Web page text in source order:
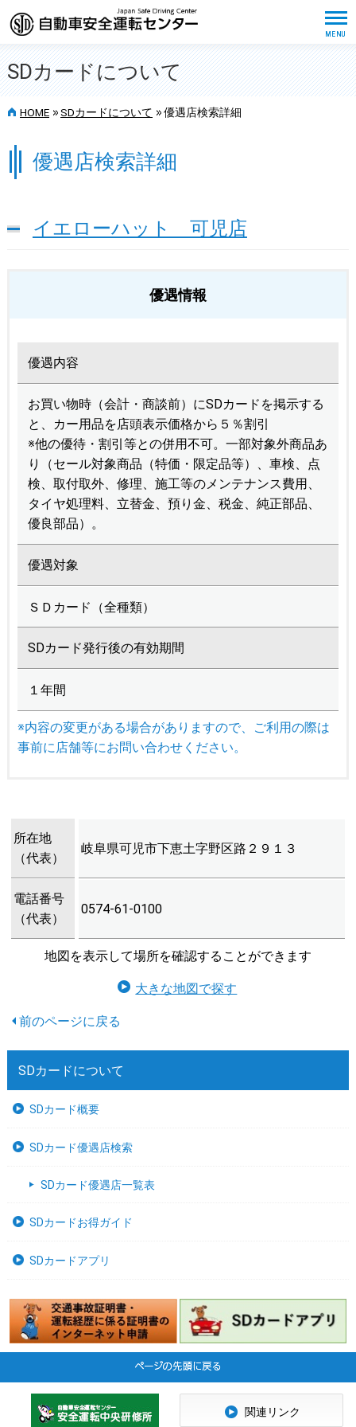
SDカードについて
HOME >> SDカードについて >> 優遇店検索詳細
優遇店検索詳細
イエローハット 可児店
優遇情報
優遇内容
お買い物時（会計・商談前）にSDカードを掲示する
と、カー用品を店頭表示価格から５％割引
※他の優待・割引等との併用不可。一部対象外商品あ
り（セール対象商品（特価・限定品等）、車検、点
検、取付取外、修理、施工等のメンテナンス費用、
タイヤ処理料、立替金、預り金、税金、純正部品、
優良部品）。
優遇対象
ＳＤカード（全種類）
SDカード発行後の有効期間
１年間
※内容の変更がある場合がありますので、ご利用の際は
事前に店舗等にお問い合わせください。
所在地
（代表）
岐阜県可児市下恵土字野区路２９１３
電話番号
（代表）
0574-61-0100
地図を表示して場所を確認することができます
大きな地図で探す
SDカードについて
SDカード概要
SDカード優遇店検索
SDカード優遇店一覧表
SDカードお得ガイド
SDカードアプリ
関連リンク